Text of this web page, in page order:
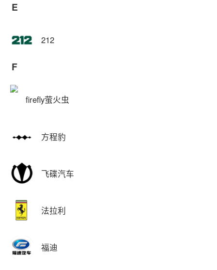
E
212
F
firefly萤火虫
方程豹
飞碟汽车
法拉利
福迪